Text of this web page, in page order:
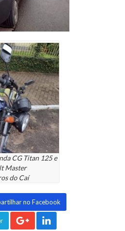
CG Titan 125 e
Master
do Caí
no Facebook